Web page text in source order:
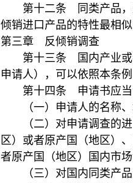
第十二条 同类产品，是
倾销进口产品的特性最相
第三章 反倾销调查
第十三条 国内产业或
申请人），可以依照本条
第十四条 申请书应当
（一）申请人的名称、
（二）对申请调查的进
区）或者原产国（地区）
者原产国（地区）国内市
（三）对国内同类产品